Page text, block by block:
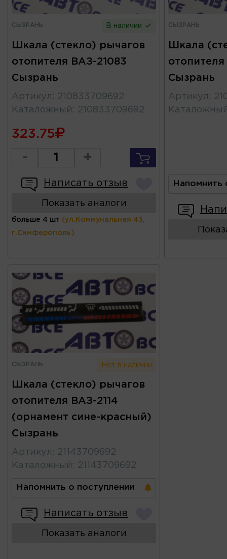
СЫЗРАНЬ В наличии
Шкала (стекло) рычагов
отопителя ВАЗ-21083
Сызрань
Артикул : 210833709692
Каталожный : 210833709692
323.75
- +
Написать отзыв
Показать аналоги
больше 4 шт (ул.Коммунальная 43,
г.Симферополь)
СЫЗРАНЬ
Шкала
Сызрань
Артикул :
Напомнить
СЫЗРАНЬ Нет в наличии
Шкала (стекло) рычагов
отопителя ВАЗ-2114
(орнамент сине-красный)
Сызрань
Артикул : 21143709692
Каталожный : 21143709692
Напомнить о поступлении
Написать отзыв
Показать аналоги